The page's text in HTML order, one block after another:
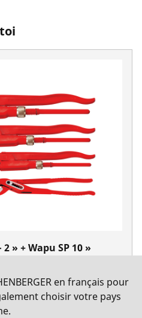
» + Wapu SP 10 »
en français pour
choisir votre pays